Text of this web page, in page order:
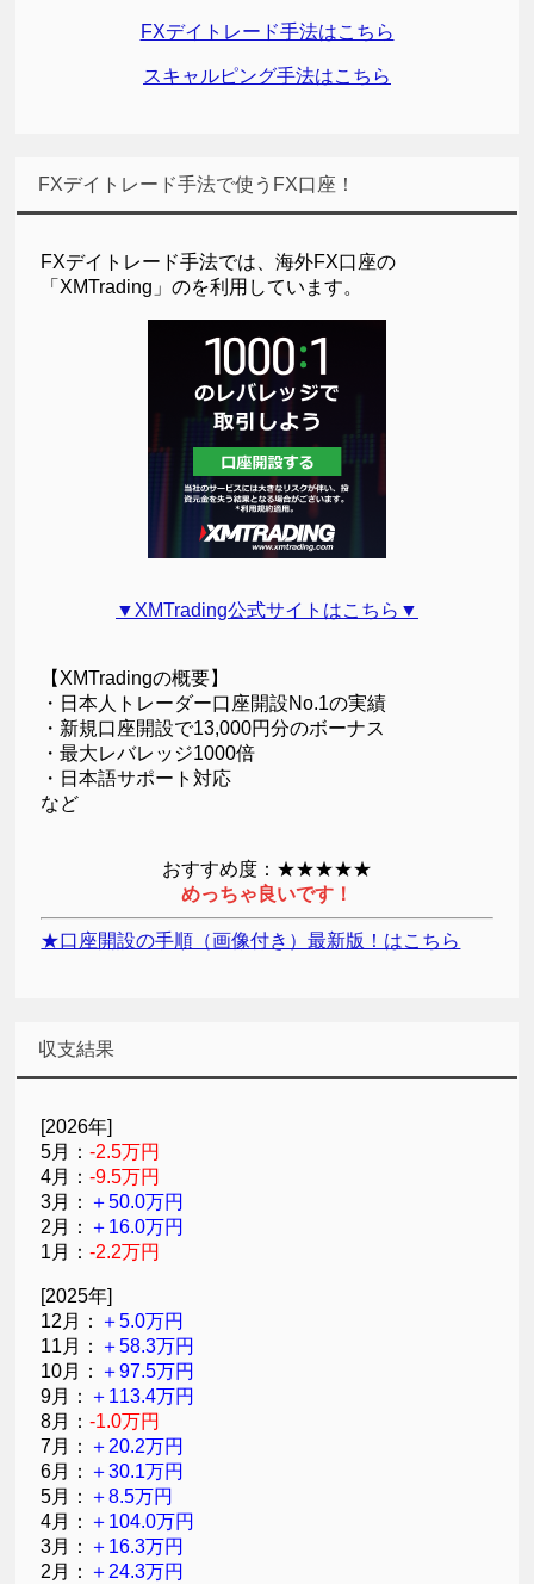
FXデイトレード手法はこちら
スキャルピング手法はこちら
FXデイトレード手法で使うFX口座！
FXデイトレード手法では、海外FX口座の
「XMTrading」のを利用しています。
▼XMTrading公式サイトはこちら▼
【XMTradingの概要】
・日本人トレーダー口座開設No.1の実績
・新規口座開設で13,000円分のボーナス
・最大レバレッジ1000倍
・日本語サポート対応
など
おすすめ度：★★★★★
めっちゃ良いです！
★口座開設の手順（画像付き）最新版！はこちら
収支結果
[2026年]
5月：-2.5万円
4月：-9.5万円
3月： ＋50.0万円
2月： ＋16.0万円
1月：-2.2万円
[2025年]
12月： ＋5.0万円
11月： ＋58.3万円
10月： ＋97.5万円
9月： ＋113.4万円
8月：-1.0万円
7月： ＋20.2万円
6月： ＋30.1万円
5月： ＋8.5万円
4月： ＋104.0万円
3月： ＋16.3万円
2月： ＋24.3万円